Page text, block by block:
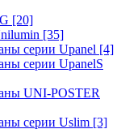
[20]
[35]
серии Upanel [4]
серии UpanelS
UNI-POSTER
серии Uslim [3]